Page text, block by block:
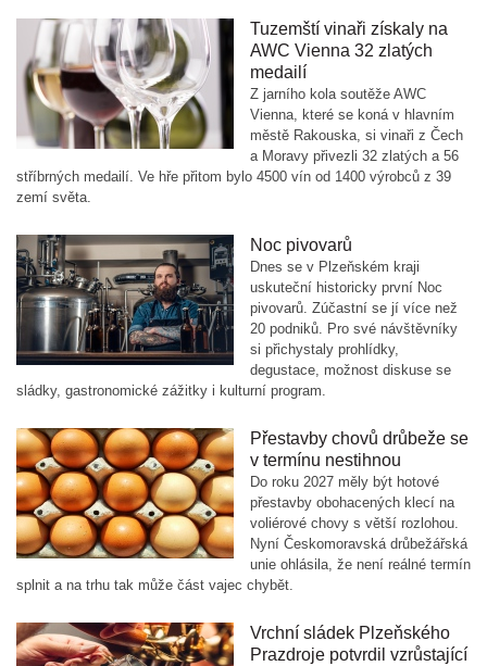
Tuzemští vinaři získaly na
AWC Vienna 32 zlatých
medailí
Z jarního kola soutěže AWC
Vienna, které se koná v hlavním
městě Rakouska, si vinaři z Čech
a Moravy přivezli 32 zlatých a 56
stříbrných medailí. Ve hře přitom bylo 4500 vín od 1400 výrobců z 39
zemí světa.
Noc pivovarů
Dnes se v Plzeňském kraji
uskuteční historicky první Noc
pivovarů. Zúčastní se jí více než
20 podniků. Pro své návštěvníky
si přichystaly prohlídky,
degustace, možnost diskuse se
sládky, gastronomické zážitky i kulturní program.
Přestavby chovů drůbeže se
v termínu nestihnou
Do roku 2027 měly být hotové
přestavby obohacených klecí na
voliérové chovy s větší rozlohou.
Nyní Českomoravská drůbežářská
unie ohlásila, že není reálné termín
splnit a na trhu tak může část vajec chybět.
Vrchní sládek Plzeňského
Prazdroje potvrdil vzrůstající